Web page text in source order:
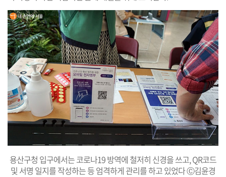
용산구청 입구에서는 코로나19 방역에 철저히 신경을 쓰고, QR코드
및 서명 일지를 작성하는 등 엄격하게 관리를 하고 있었다 Ⓒ김윤경